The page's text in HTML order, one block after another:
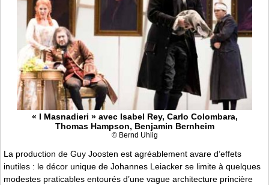
« I Masnadieri » avec Isabel Rey, Carlo Colombara,
Thomas Hampson, Benjamin Bernheim
© Bernd Uhlig
La production de Guy Joosten est agréablement avare d’effets
inutiles : le décor unique de Johannes Leiacker se limite à quelques
modestes praticables entourés d’une vague architecture princière